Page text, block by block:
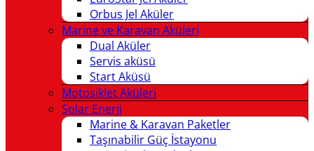
Orbus Jel Aküler
Marine ve Karavan Aküleri
Dual Aküler
Servis aküsü
Start Aküsü
Motosiklet Aküleri
Solar Enerji
Marine & Karavan Paketler
Taşınabilir Güç İstayonu